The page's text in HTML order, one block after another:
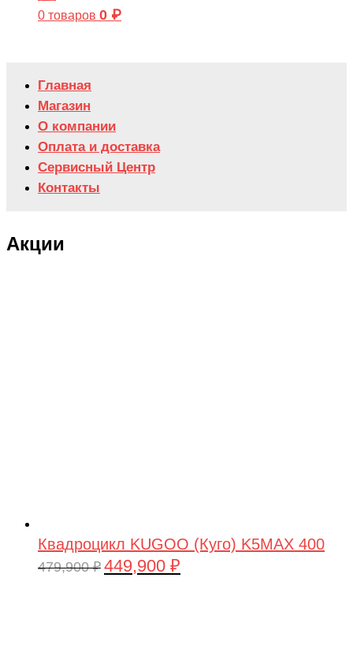
0 товаров 0 ₽
Главная
Магазин
О компании
Оплата и доставка
Сервисный Центр
Контакты
Акции
Квадроцикл KUGOO (Куго) K5MAX 400
479,900₽ Первоначальная
449,900 ₽